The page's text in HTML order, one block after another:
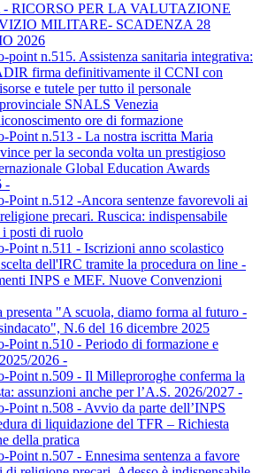
- RICORSO PER LA VALUTAZIONE
MILITARE- SCADENZA 28
2026
point n.515. Assistenza sanitaria integrativa:
firma definitivamente il CCNI con
e tutele per tutto il personale
SNALS Venezia
ore di formazione
Point n.513 - La nostra iscritta Maria
per la seconda volta un prestigioso
Global Education Awards
-
Point n.512 -Ancora sentenze favorevoli ai
precari. Ruscica: indispensabile
i posti di ruolo
Point n.511 - Iscrizioni anno scolastico
dell'IRC tramite la procedura on line -
INPS e MEF. Nuove Convenzioni
presenta "A scuola, diamo forma al futuro -
N.6 del 16 dicembre 2025
Point n.510 - Periodo di formazione e
2026 -
Point n.509 - Il Milleproroghe conferma la
assunzioni anche per l’A.S. 2026/2027 -
Point n.508 - Avvio da parte dell’INPS
di liquidazione del TFR – Richiesta
della pratica
Point n.507 - Ennesima sentenza a favore